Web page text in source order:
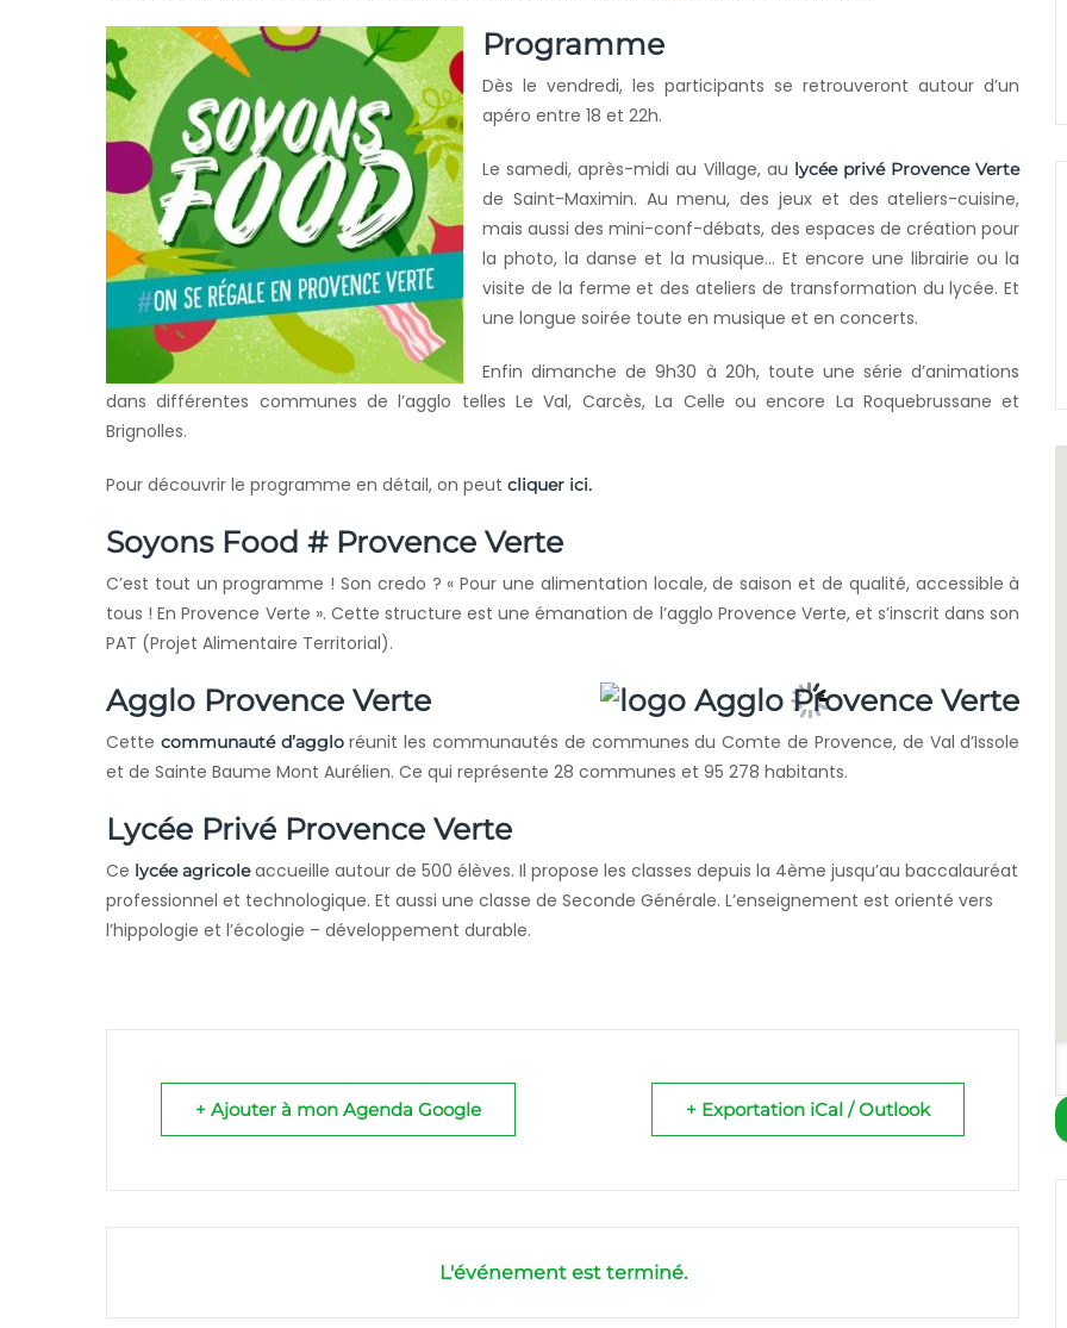
Programme
Dès le vendredi, les participants se retrouveront autour d’un
apéro entre 18 et 22h.
Le samedi, après-midi au Village, au lycée privé Provence Verte
de Saint-Maximin. Au menu, des jeux et des ateliers-cuisine,
mais aussi des mini-conf-débats, des espaces de création pour
la photo, la danse et la musique… Et encore une librairie ou la
visite de la ferme et des ateliers de transformation du lycée. Et
une longue soirée toute en musique et en concerts.
Enfin dimanche de 9h30 à 20h, toute une série d’animations
dans différentes communes de l’agglo telles Le Val, Carcès, La Celle ou encore La Roquebrussane et
Brignolles.
Pour découvrir le programme en détail, on peut cliquer ici.
Soyons Food # Provence Verte
C’est tout un programme ! Son credo ? « Pour une alimentation locale, de saison et de qualité, accessible à
tous ! En Provence Verte ». Cette structure est une émanation de l’agglo Provence Verte, et s’inscrit dans son
PAT (Projet Alimentaire Territorial).
Agglo Provence Verte
Cette communauté d’aggloréunit les communautés de communes du Comte de Provence, de Val d’Issole
et de Sainte Baume Mont Aurélien. Ce qui représente 28 communes et 95 278 habitants.
Lycée Privé Provence Verte
Ce lycée agricoleaccueille autour de 500 élèves. Il propose les classes depuis la 4ème jusqu’au baccalauréat
professionnel et technologique. Et aussi une classe de Seconde Générale. L’enseignement est orienté vers
l’hippologie et l’écologie – développement durable.
+ Ajouter à mon Agenda Google + Exportation iCal / Outlook
L'événement est terminé.